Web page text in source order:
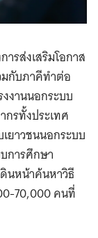
รส่งเสริมโอกาส
มกับภาคีทำต่อ
งานนอกระบบ
กรทั้งประเทศ
ยาวชนนอกระบบ
การศึกษา
นหน้าค้นหาวิธี
70,000 คนที่